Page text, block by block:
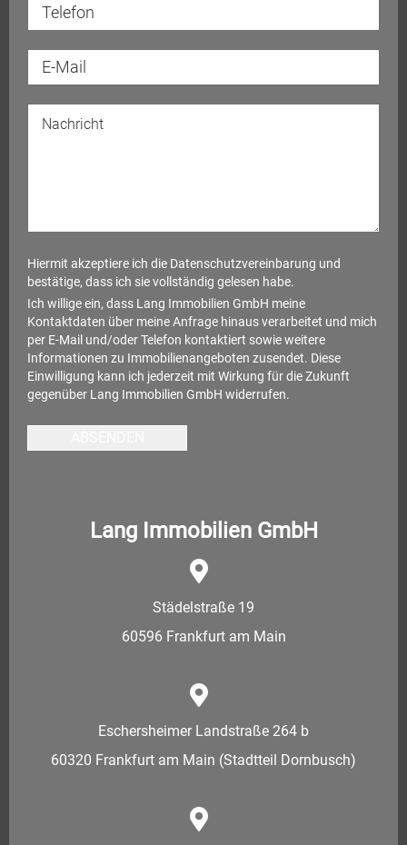
Hiermit akzeptiere ich die Datenschutzvereinbarung und
bestätige, dass ich sie vollständig gelesen habe.
Ich willige ein, dass Lang Immobilien GmbH meine
Kontaktdaten über meine Anfrage hinaus verarbeitet und mich
per E-Mail und/oder Telefon kontaktiert sowie weitere
Informationen zu Immobilienangeboten zusendet. Diese
Einwilligung kann ich jederzeit mit Wirkung für die Zukunft
gegenüber Lang Immobilien GmbH widerrufen.
Lang Immobilien GmbH
Städelstraße 19
60596 Frankfurt am Main
Eschersheimer Landstraße 264 b
60320 Frankfurt am Main (Stadtteil Dornbusch)